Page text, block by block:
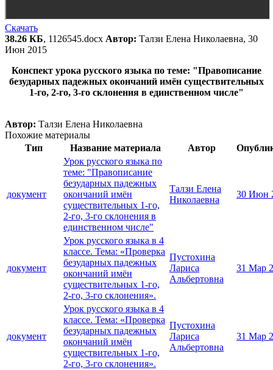
Скачать
38.26 КБ, 1126545.docx Автор: Талзи Елена Николаевна, 30
Июн 2015
Конспект урока русского языка по теме: "Правописание
безударных падежных окончаний имён существительных
1-го, 2-го, 3-го склонения в единственном числе"
Автор: Талзи Елена Николаевна
Похожие материалы
Тип
Название материала Автор
документ
Урок русского языка по
теме: "Правописание
безударных падежных
окончаний имён
существительных 1-го,
2-го, 3-го склонения в
единственном числе"
Талзи Елена
Николаевна
30 Июн
документ
Урок русского языка в 4
классе. Тема: «Проверка
безударных падежных
окончаний имён
существительных 1-го,
2-го, 3-го склонения».
Пустохина
Лариса
Альбертовна
31 Мар
документ
Урок русского языка в 4
классе. Тема: «Проверка
безударных падежных
окончаний имён
существительных 1-го,
2-го, 3-го склонения».
Пустохина
Лариса
Альбертовна
31 Мар